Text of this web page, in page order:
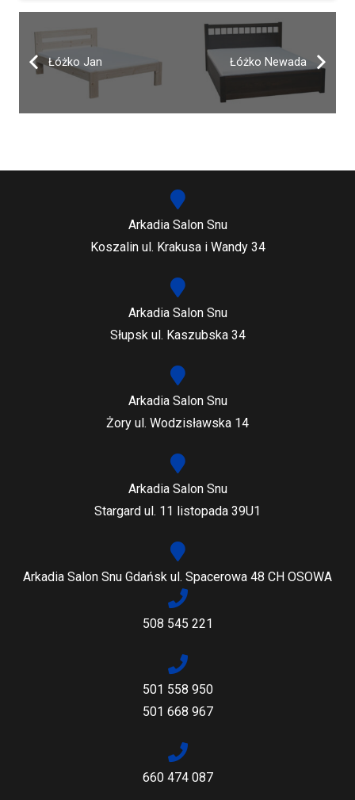
Łóżko Jan Łóżko Newada
Arkadia Salon Snu
Koszalin ul. Krakusa i Wandy 34
Arkadia Salon Snu
Słupsk ul. Kaszubska 34
Arkadia Salon Snu
Żory ul. Wodzisławska 14
Arkadia Salon Snu
Stargard ul. 11 listopada 39U1
Arkadia Salon Snu Gdańsk ul. Spacerowa 48 CH OSOWA
508 545 221
501 558 950
501 668 967
660 474 087